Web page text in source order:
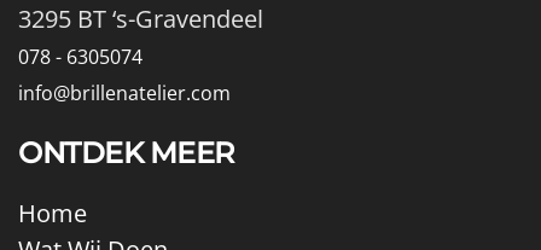
3295 BT ‘s-Gravendeel
078 - 6305074
info@brillenatelier.com
ONTDEK MEER
Home